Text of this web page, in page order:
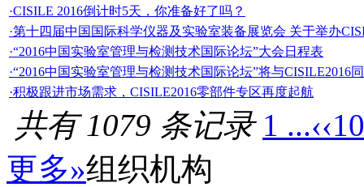
·CISILE 2016倒计时5天，你准备好了吗？
·第十四届中国国际科学仪器及实验室装备展览会 关于举办
·“2016中国实验室管理与检测技术国际论坛”大会日程表
·“2016中国实验室管理与检测技术国际论坛”将与CISILE2016
·积极跟进市场需求，CISILE2016零部件专区再度起航
共有 1079 条记录 1 ...‹‹
更多»组织机构